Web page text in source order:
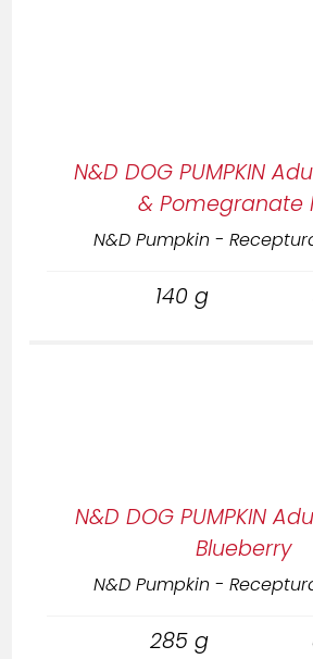
N&D DOG PUMPKIN
& Pomegranate
N&D Pumpkin -
140 g
N&D DOG PUMPKIN
Blueberry
N&D Pumpkin -
285 g